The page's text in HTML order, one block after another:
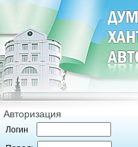
Авторизация
Логин